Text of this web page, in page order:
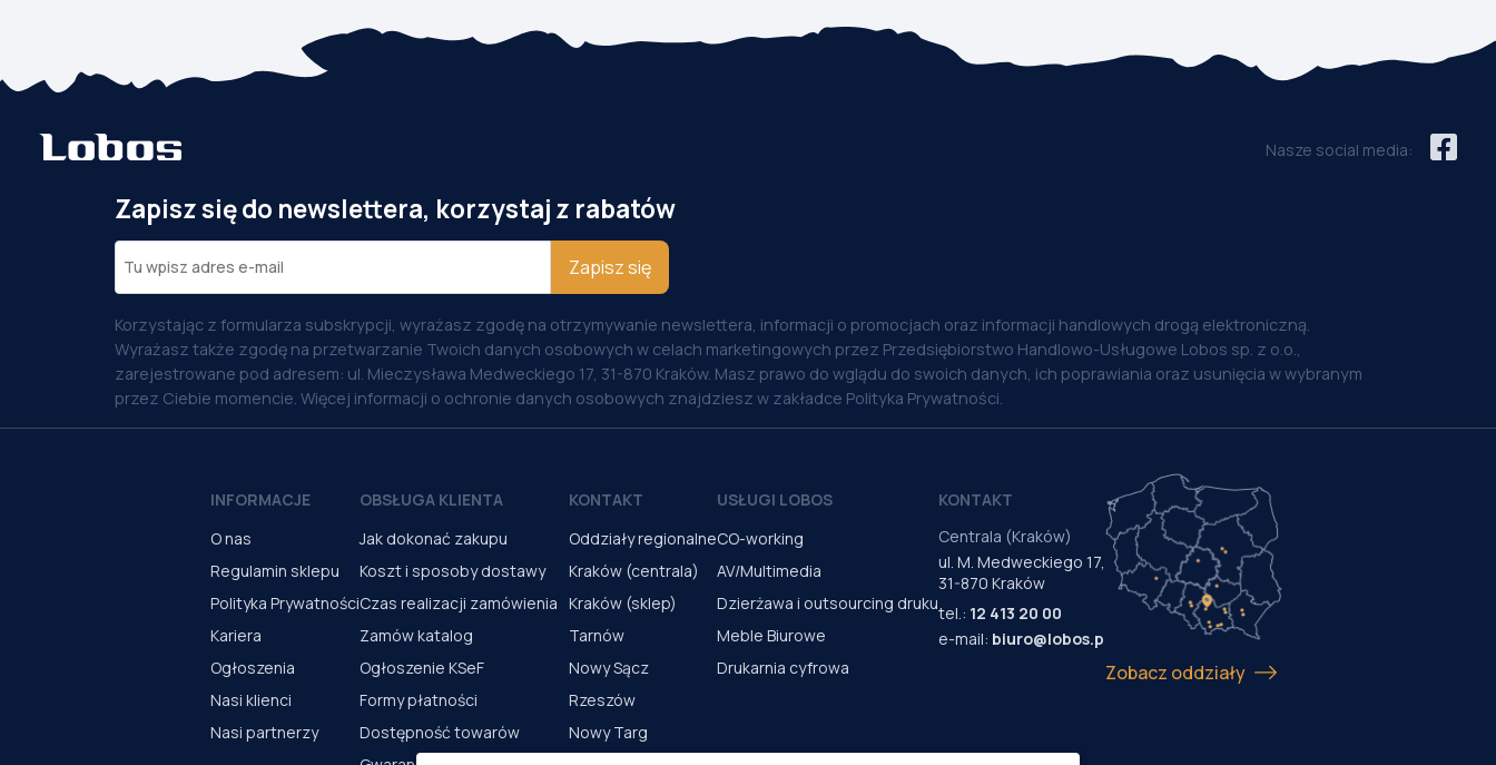
Nasze social media:
Zapisz się do newslettera, korzystaj z rabatów
Zapisz się
Korzystając z formularza subskrypcji, wyrażasz zgodę na otrzymywanie newslettera, informacji o promocjach oraz informacji handlowych drogą elektroniczną.
Wyrażasz także zgodę na przetwarzanie Twoich danych osobowych w celach marketingowych przez Przedsiębiorstwo Handlowo-Usługowe Lobos sp. z o.o.,
zarejestrowane pod adresem: ul. Mieczysława Medweckiego 17, 31-870 Kraków. Masz prawo do wglądu do swoich danych, ich poprawiania oraz usunięcia w wybranym
przez Ciebie momencie. Więcej informacji o ochronie danych osobowych znajdziesz w zakładce Polityka Prywatności.
INFORMACJE
O nas
Regulamin sklepu
Polityka Prywatności
Kariera
Ogłoszenia
Nasi klienci
Nasi partnerzy
OBSŁUGA KLIENTA
Jak dokonać zakupu
Koszt i sposoby dostawy
Czas realizacji zamówienia
Zamów katalog
Ogłoszenie KSeF
Formy płatności
Dostępność towarów
KONTAKT
Oddziały regionalne
Kraków (centrala)
Kraków (sklep)
Tarnów
Nowy Sącz
Rzeszów
Nowy Targ
USŁUGI LOBOS
CO-working
AV/Multimedia
Dzierżawa i outsourcing druku
Meble Biurowe
Drukarnia cyfrowa
KONTAKT
Centrala (Kraków)
ul. M. Medweckiego 17,
31-870 Kraków
tel.: 12 413 20 00
e-mail: biuro@lobos.pl
Zobacz oddziały